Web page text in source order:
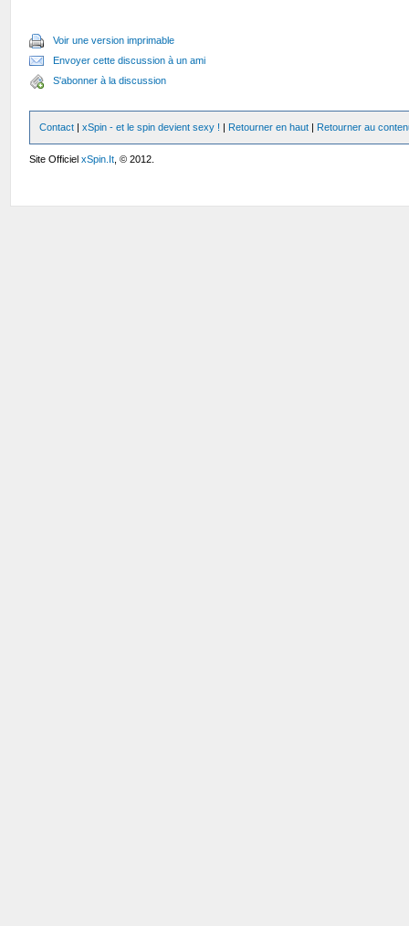
Voir une version imprimable
Envoyer cette discussion à un ami
S'abonner à la discussion
Contact |xSpin - et le spin devient sexy ! | Retourner en haut | Retourner au
Site OfficielxSpin.It , © 2012.